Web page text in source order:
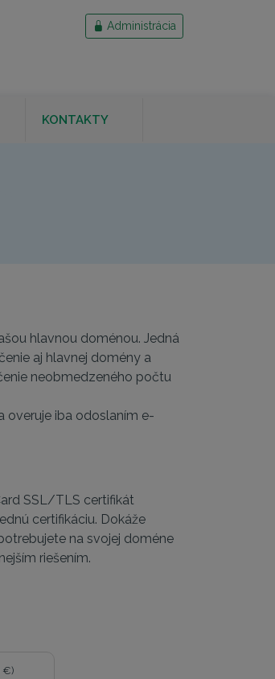
Administrácia
KONTAKTY
hlavnou doménou. Jedná
aj hlavnej domény a
neobmedzeného počtu
overuje iba odoslaním e-
SSL/TLS certifikát
certifikáciu. Dokáže
na svojej doméne
riešením.
€)